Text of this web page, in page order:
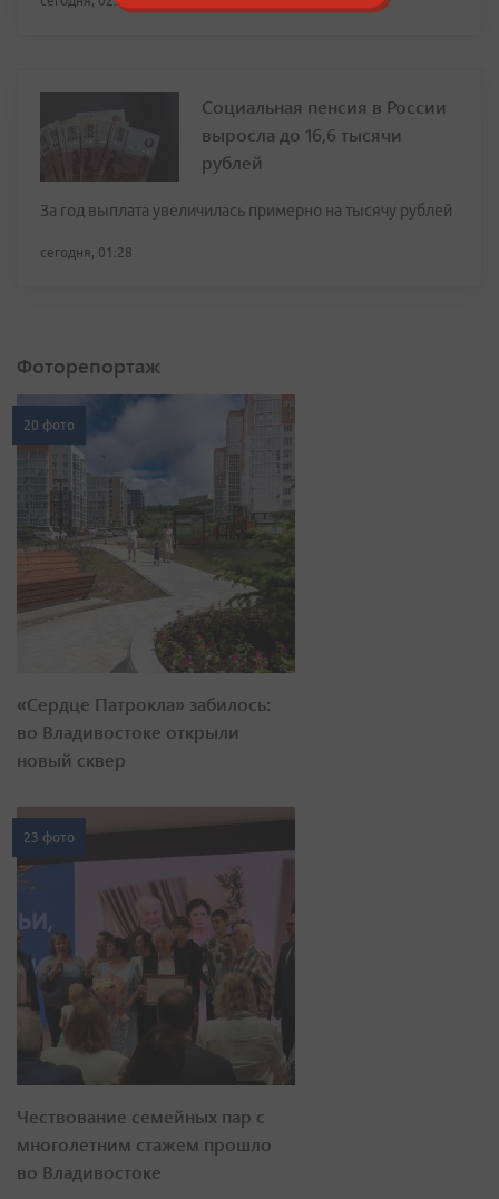
Социальная пенсия в России
выросла до 16,6 тысячи
рублей
За год выплата увеличилась примерно на тысячу рублей
сегодня, 01:28
Фоторепортаж
20 фото
«Сердце Патрокла» забилось:
во Владивостоке открыли
новый сквер
23 фото
Чествование семейных пар с
многолетним стажем прошло
во Владивостоке